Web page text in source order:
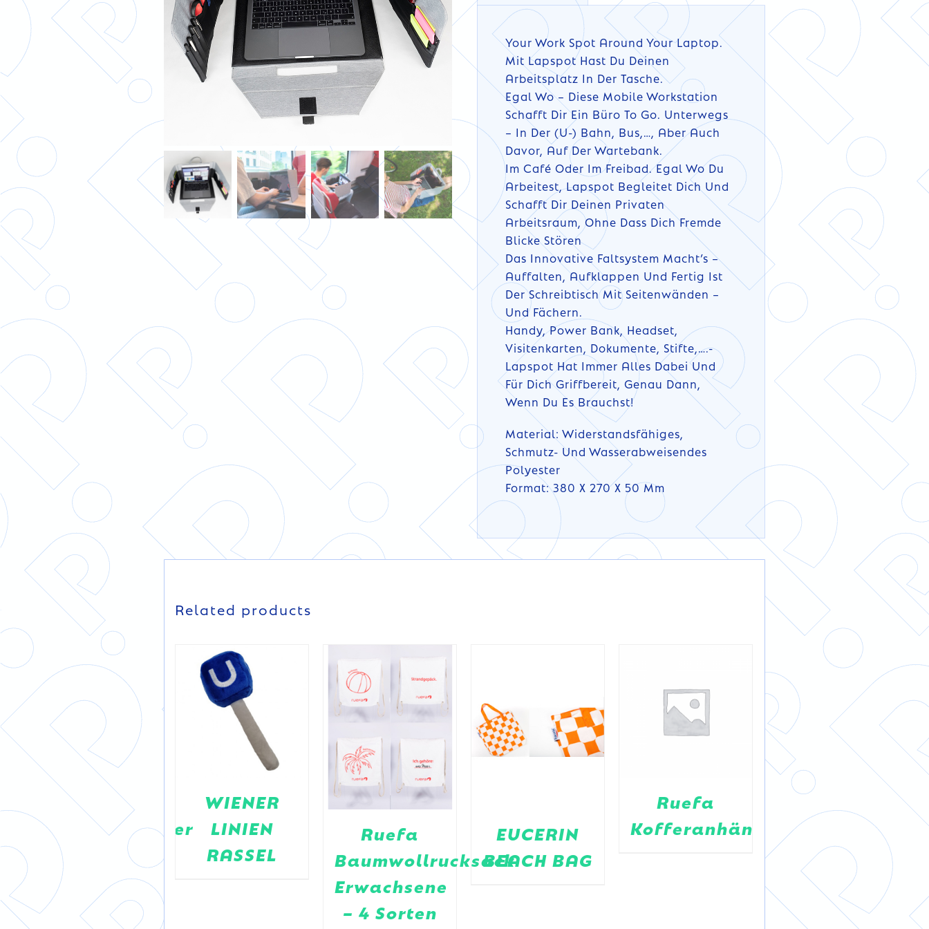
Your Work Spot Around Your Laptop.
Mit Lapspot Hast Du Deinen
Arbeitsplatz In Der Tasche.
Egal Wo – Diese Mobile Workstation
Schafft Dir Ein Büro To Go. Unterwegs
– In Der (U-) Bahn, Bus,…, Aber Auch
Davor, Auf Der Wartebank.
Im Café Oder Im Freibad. Egal Wo Du
Arbeitest, Lapspot Begleitet Dich Und
Schafft Dir Deinen Privaten
Arbeitsraum, Ohne Dass Dich Fremde
Blicke Stören
Das Innovative Faltsystem Macht’s –
Auffalten, Aufklappen Und Fertig Ist
Der Schreibtisch Mit Seitenwänden –
Und Fächern.
Handy, Power Bank, Headset,
Visitenkarten, Dokumente, Stifte,….-
Lapspot Hat Immer Alles Dabei Und
Für Dich Griffbereit, Genau Dann,
Wenn Du Es Brauchst!
Material: Widerstandsfähiges,
Schmutz- Und Wasserabweisendes
Polyester
Format: 380 X 270 X 50 Mm
Related products
DETAILS
Ruefa
Kofferanhänger
WIENER
LINIEN
RASSEL
Ruefa
Baumwollrucksack
Erwachsene
– 4 Sorten
EUCERIN
BEACH BAG
Ruefa
Kofferanhänger
WIENER
LINIEN
RASSEL